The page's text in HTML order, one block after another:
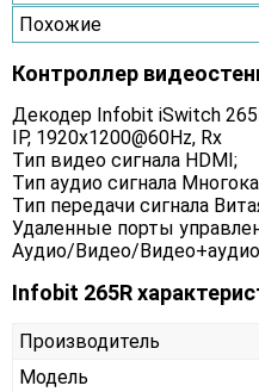
Похожие
Контроллер
Декодер Infobit iSwitch
IP, 1920x1200@60Hz, Rx
Тип видео сигнала HDMI;
Тип аудио сигнала
Тип передачи сигнала
Удаленные порты
Аудио/Видео/
Infobit 265R
Производитель
Модель